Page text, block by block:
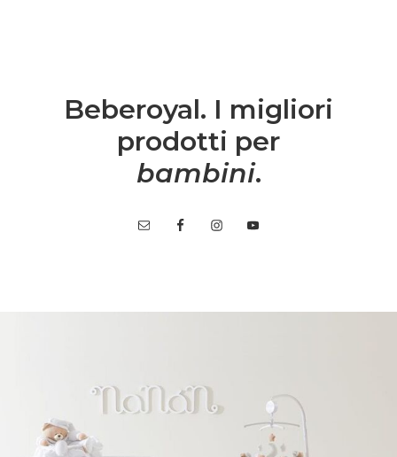
Beberoyal. I migliori
prodotti per
bambini.